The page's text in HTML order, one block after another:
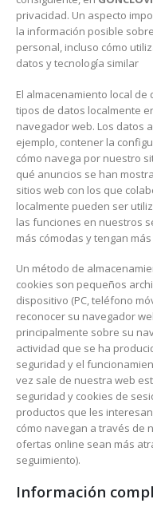
privacidad. Un aspecto
la información posible
personal, incluso cómo
datos y tecnología similar
El almacenamiento local
tipos de datos localmente
navegador web. Los datos
ejemplo, contener la
cómo navega por nuestro
qué anuncios se han
sitios web con los que
localmente pueden ser
las funciones en nuestros
más cómodas y tengan
Un método de
cookies son pequeños
dispositivo (PC, teléfono
reconocer su navegador
principalmente sobre su
actividad que se ha
seguridad y el
vez sale de nuestra web
seguridad y cookies de
productos que les
cómo navegan a través de
ofertas online sean más
seguimiento).
Información